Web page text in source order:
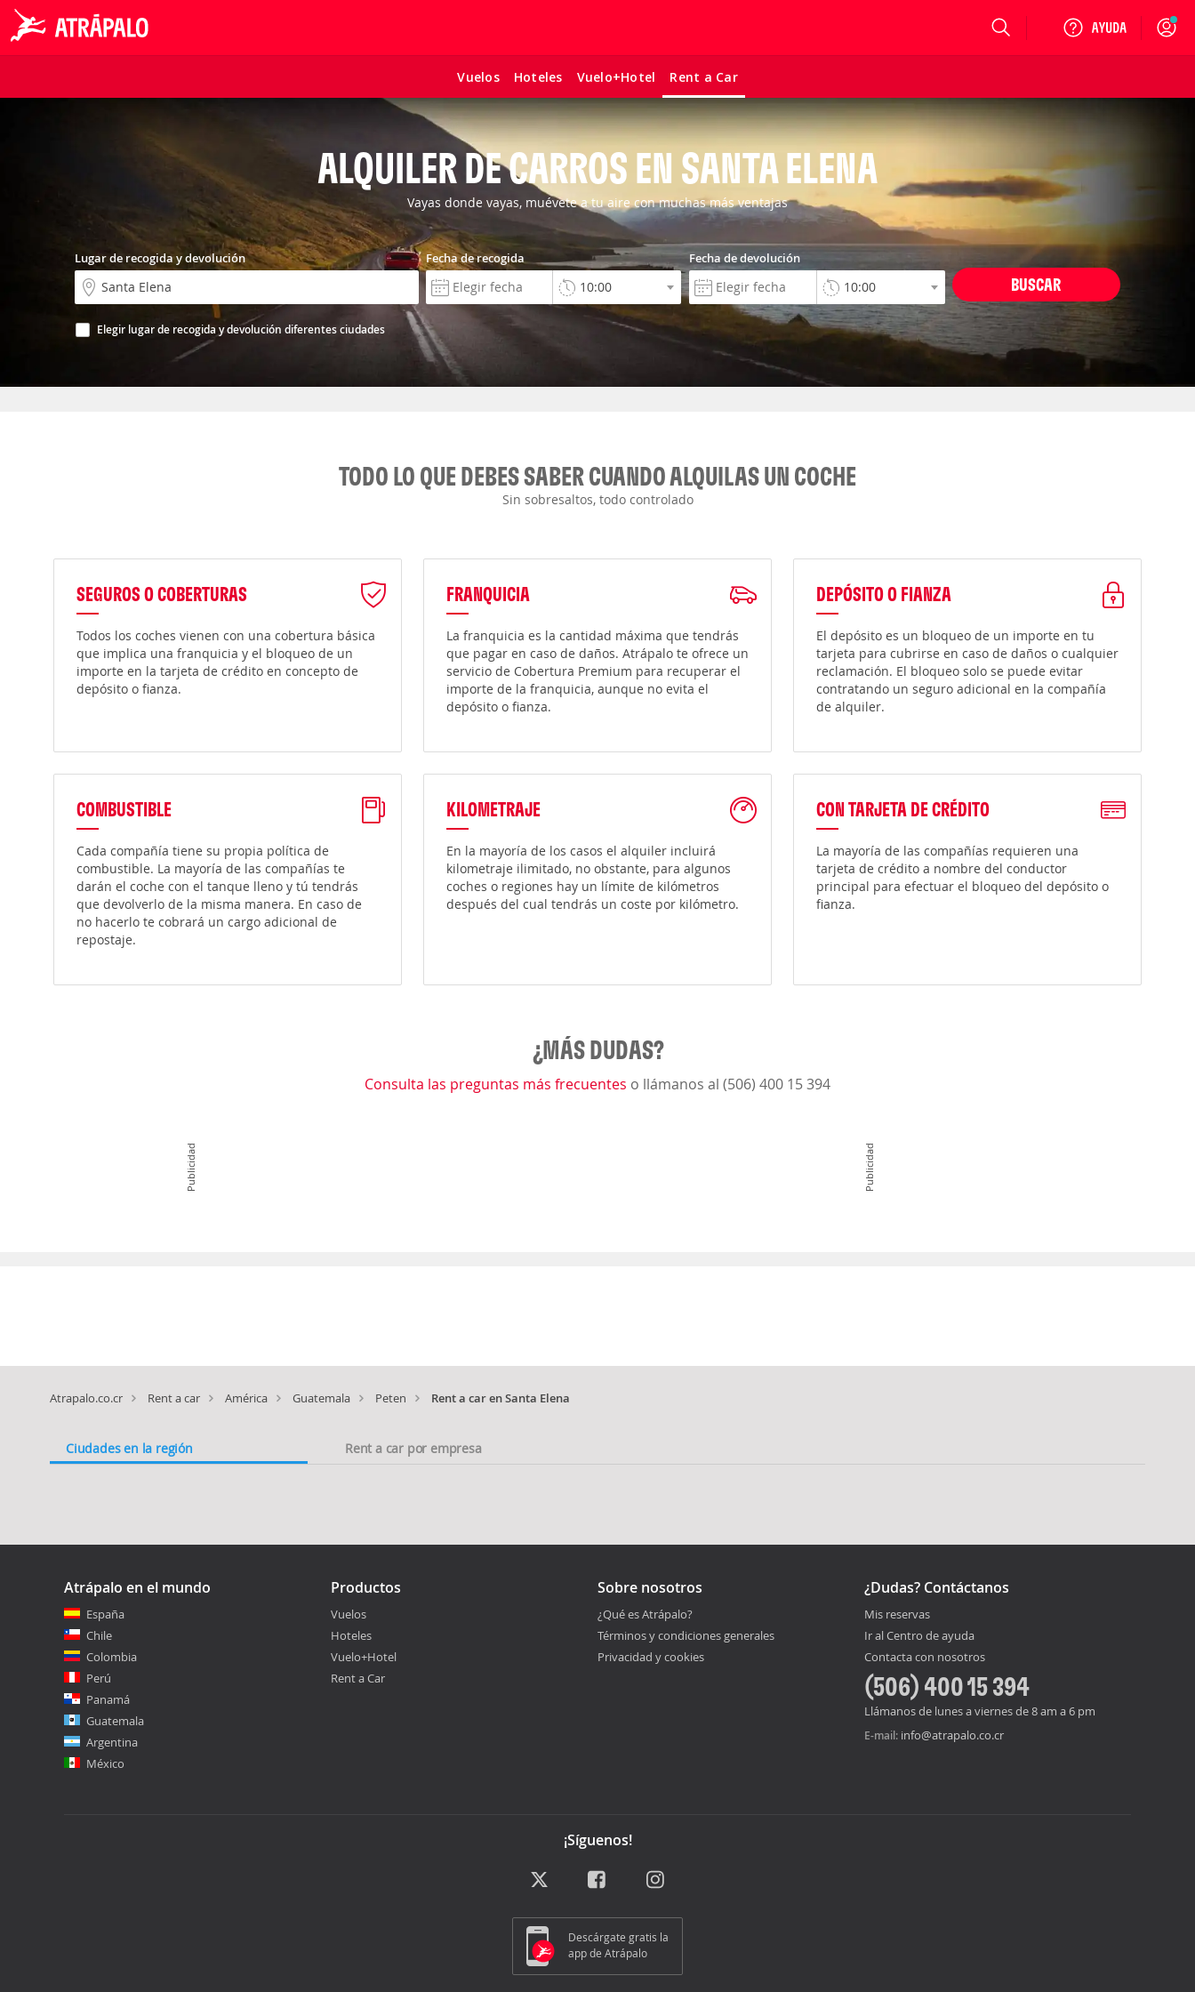
Vuelos Hoteles Vuelo+Hotel Rent a Car
Login
ALQUILER DE CARROS EN SANTA ELENA
Vayas donde vayas, muévete a tu aire con muchas más ventajas
Lugar de recogida y devolución
Elegir lugar de recogida y devolución diferentes ciudades
Fecha de recogida Fecha de devolución
BUSCAR
TODO LO QUE DEBES SABER CUANDO ALQUILAS UN COCHE
Sin sobresaltos, todo controlado
SEGUROS O COBERTURAS
Todos los coches vienen con una cobertura básica
que implica una franquicia y el bloqueo de un
importe en la tarjeta de crédito en concepto de
depósito o fianza.
FRANQUICIA
La franquicia es la cantidad máxima que tendrás
que pagar en caso de daños. Atrápalo te ofrece un
servicio de Cobertura Premium para recuperar el
importe de la franquicia, aunque no evita el
depósito o fianza.
DEPÓSITO O FIANZA
El depósito es un bloqueo de un importe en tu
tarjeta para cubrirse en caso de daños o cualquier
reclamación. El bloqueo solo se puede evitar
contratando un seguro adicional en la compañía
de alquiler.
COMBUSTIBLE
Cada compañía tiene su propia política de
combustible. La mayoría de las compañías te
darán el coche con el tanque lleno y tú tendrás
que devolverlo de la misma manera. En caso de
no hacerlo te cobrará un cargo adicional de
repostaje.
KILOMETRAJE
En la mayoría de los casos el alquiler incluirá
kilometraje ilimitado, no obstante, para algunos
coches o regiones hay un límite de kilómetros
después del cual tendrás un coste por kilómetro.
CON TARJETA DE CRÉDITO
La mayoría de las compañías requieren una
tarjeta de crédito a nombre del conductor
principal para efectuar el bloqueo del depósito o
fianza.
¿MÁS DUDAS?
Consulta las preguntas más frecuentes o llámanos al (506) 400 15 394
Publicidad Publicidad
Atrapalo.co.cr Rent a car América Guatemala Peten Rent a car en Santa Elena
Ciudades en la región Rent a car por empresa
Atrápalo en el mundo
España
Chile
Colombia
Perú
Panamá
Guatemala
Argentina
México
Productos
Vuelos
Hoteles
Vuelo+Hotel
Rent a Car
Sobre nosotros
¿Qué es Atrápalo?
Términos y condiciones generales
Privacidad y cookies
¿Dudas? Contáctanos
Mis reservas
Ir al Centro de ayuda
Contacta con nosotros
(506) 400 15 394
Llámanos de lunes a viernes de 8 am a 6 pm
E-mail: info@atrapalo.co.cr
¡Síguenos!
Descárgate gratis la
app de Atrápalo